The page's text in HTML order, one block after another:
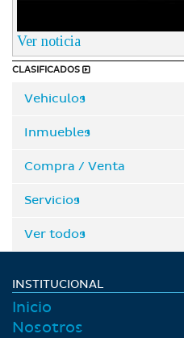
Ver noticia
CLASIFICADOS
Vehiculos
Inmuebles
Compra / Venta
Servicios
Ver todos
INSTITUCIONAL
Inicio
Nosotros